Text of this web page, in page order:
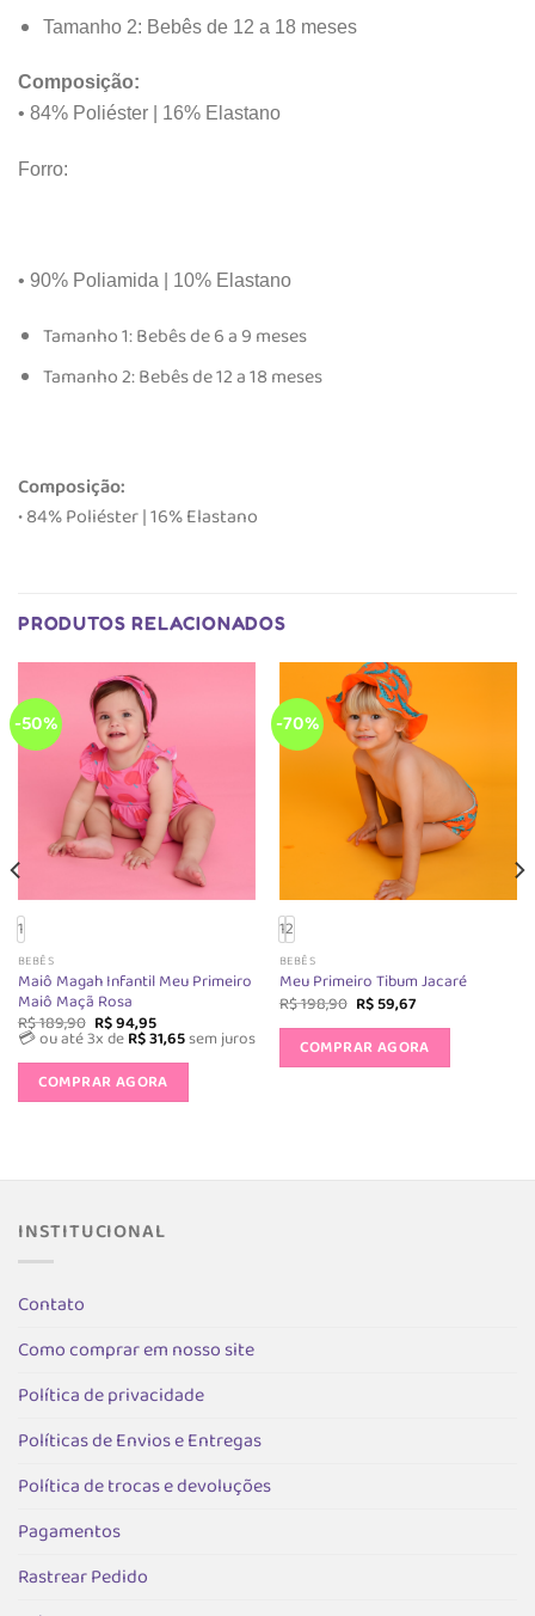
Tamanho 2: Bebês de 12 a 18 meses
Composição:
• 84% Poliéster | 16% Elastano
Forro:
• 90% Poliamida | 10% Elastano
Tamanho 1: Bebês de 6 a 9 meses
Tamanho 2: Bebês de 12 a 18 meses
Composição:
• 84% Poliéster | 16% Elastano
PRODUTOS RELACIONADOS
-50%
1
BEBÊS
Maiô Magah Infantil Meu Primeiro
Maiô Maçã Rosa
R$189,90 O
preço
original
era:
R$ 189,90.
R$94,95O
preço
atual
é:
R$ 94,95.
💳 ou até 3x deR$31,65sem juros
COMPRAR AGORA
As
do
-70%
12
BEBÊS
Meu Primeiro Tibum Jacaré
R$198,90 O
preço
original
era:
R$ 198,90.
R$59,67O
atual
é:
R$ 59,67.
COMPRAR AGORA
opções
INSTITUCIONAL
Contato
Como comprar em nosso site
Política de privacidade
Políticas de Envios e Entregas
Política de trocas e devoluções
Pagamentos
Rastrear Pedido